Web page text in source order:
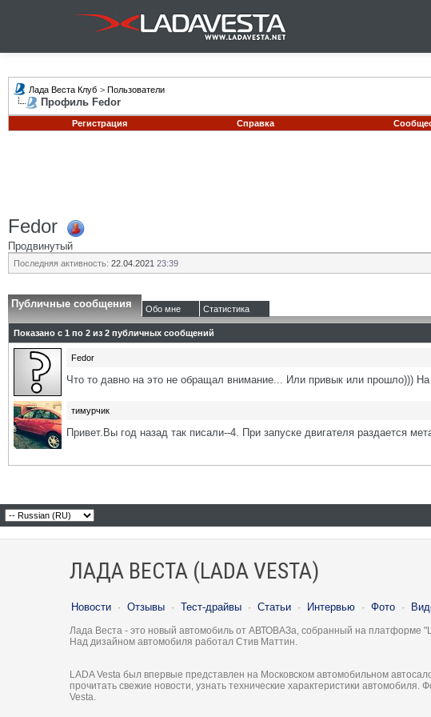
Лада Веста Клуб > Пользователи
Профиль Fedor
Регистрация
Справка
Fedor
Продвинутый
Последняя активность: 22.04.2021 23:39
Публичные сообщения Обо мне Статистика
Показано с 1 по 2 из 2 публичных сообщений
Fedor
Что то давно на это не обращал внимание... Или привык или прошло))) На
тимурчик
Привет.Вы год назад так писали--4. При запуске двигателя раздается
ЛАДА ВЕСТА (LADA VESTA)
Новости · Отзывы · Тест-драйвы · Статьи · Интервью · Фото ·
Лада Веста - это новый автомобиль от АВТОВАЗа, собранный на платформе
Над дизайном автомобиля работал Стив Маттин.
LADA Vesta был впервые представлен на Московском автомобильном
прочитать свежие новости, узнать технические характеристики
Vesta.